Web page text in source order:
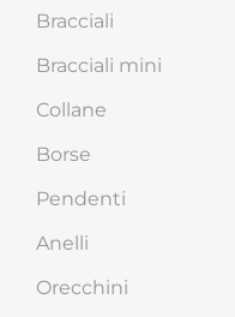
Bracciali
Bracciali mini
Collane
Borse
Pendenti
Anelli
Orecchini